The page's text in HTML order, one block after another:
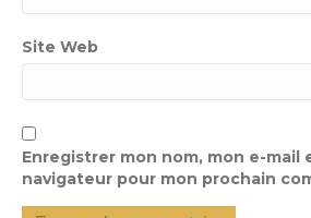
Site Web
Enregistrer mon nom, mon e-mail
navigateur pour mon prochain